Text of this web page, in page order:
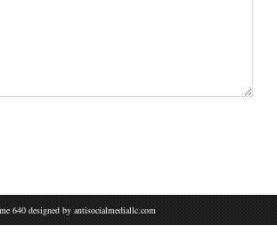
640 designed by antisocialmediallc.com